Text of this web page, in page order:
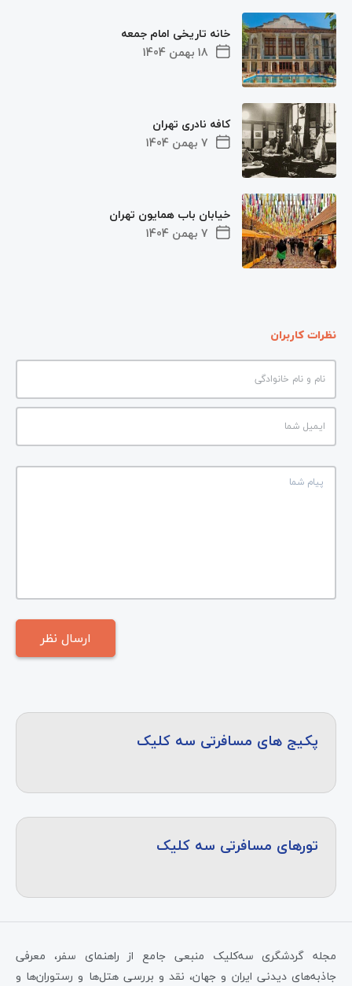
18 بهمن 1404
خانه تاریخی امام جمعه
7 بهمن 1404
کافه نادری تهران
7 بهمن 1404
خیابان باب همایون تهران
نظرات کاربران
پکیج های مسافرتی سه کلیک
تورهای مسافرتی سه کلیک
مجله گردشگری سه‌کلیک منبعی جامع از راهنمای سفر، معرفی
جاذبه‌های دیدنی ایران و جهان، نقد و بررسی هتل‌ها و رستوران‌ها و